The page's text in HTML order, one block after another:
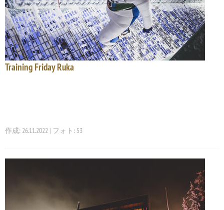
Training Friday Ruka
作成: 26.11.2022 | フォト: 53